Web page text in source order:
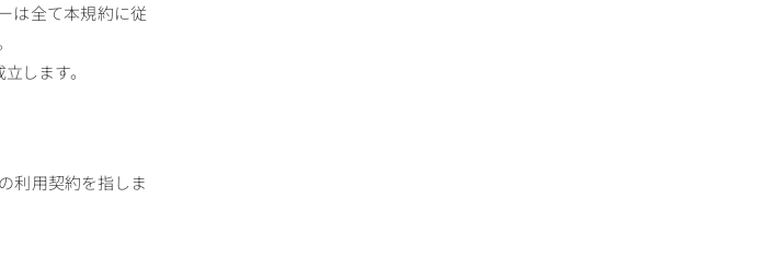
は全て本規約に従
します。
利用契約を指しま